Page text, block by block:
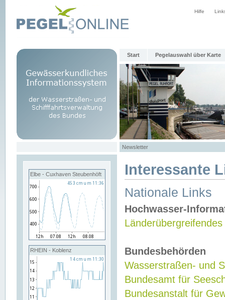
Hilfe
Start Pegelauswahl über Karte
Newsletter
Elbe - Cuxhaven Steubenhöft
RHEIN - Koblenz
Interessante
Nationale Links
Hochwasser-
Bundesbehörden
Wasserstraßen- und
Bundesamt für
Bundesanstalt für